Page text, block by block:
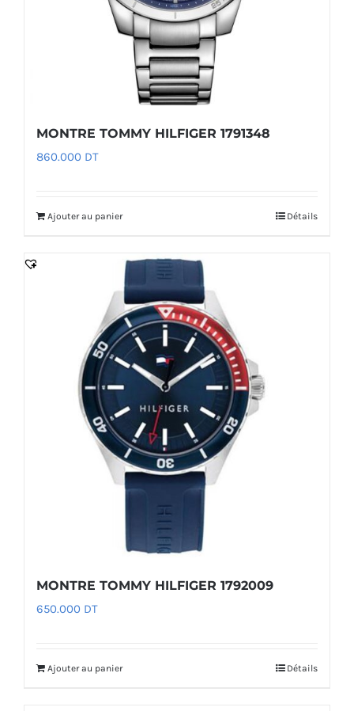
MONTRE TOMMY HILFIGER 1791348
860.000 DT
Ajouter au panier Détails
MONTRE TOMMY HILFIGER 1792009
650.000 DT
Ajouter au panier Détails